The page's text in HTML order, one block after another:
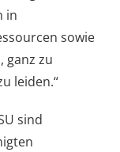
in
sowie
ganz zu
leiden.“
sind